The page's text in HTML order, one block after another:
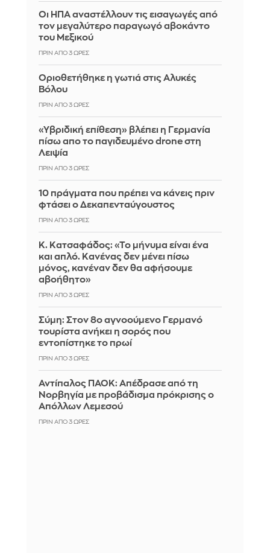
Οι ΗΠΑ αναστέλλουν τις εισαγωγές από
τον μεγαλύτερο παραγωγό αβοκάντο
του Μεξικού
ΠΡΙΝ ΑΠΌ 3 ΏΡΕΣ
Οριοθετήθηκε η γωτιά στις Αλυκές
Βόλου
ΠΡΙΝ ΑΠΌ 3 ΏΡΕΣ
«Υβριδική επίθεση» βλέπει η Γερμανία
πίσω απο το παγιδευμένο drone στη
Λειψία
ΠΡΙΝ ΑΠΌ 3 ΏΡΕΣ
10 πράγματα που πρέπει να κάνεις πριν
φτάσει ο Δεκαπενταύγουστος
ΠΡΙΝ ΑΠΌ 3 ΏΡΕΣ
Κ. Κατσαφάδος: «Το μήνυμα είναι ένα
και απλό. Κανένας δεν μένει πίσω
μόνος, κανέναν δεν θα αφήσουμε
αβοήθητο»
ΠΡΙΝ ΑΠΌ 3 ΏΡΕΣ
Σύμη: Στον 8ο αγνοούμενο Γερμανό
τουρίστα ανήκει η σορός που
εντοπίστηκε το πρωί
ΠΡΙΝ ΑΠΌ 3 ΏΡΕΣ
Αντίπαλος ΠΑΟΚ: Απέδρασε από τη
Νορβηγία με προβάδισμα πρόκρισης ο
Απόλλων Λεμεσού
ΠΡΙΝ ΑΠΌ 3 ΏΡΕΣ